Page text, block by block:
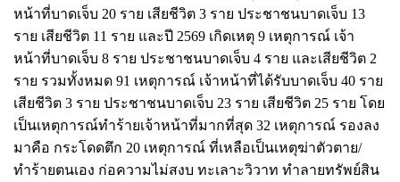
หน้าที่บาดเจ็บ 20 ราย เสียชีวิต 3 ราย ประชาชนบาดเจ็บ 13
ราย เสียชีวิต 11 ราย และปี 2569 เกิดเหตุ 9 เหตุการณ์ เจ้า
หน้าที่บาดเจ็บ 8 ราย ประชาชนบาดเจ็บ 4 ราย และเสียชีวิต 2
ราย รวมทั้งหมด 91 เหตุการณ์ เจ้าหน้าที่ได้รับบาดเจ็บ 40 ราย
เสียชีวิต 3 ราย ประชาชนบาดเจ็บ 23 ราย เสียชีวิต 25 ราย โดย
เป็นเหตุการณ์ทำร้ายเจ้าหน้าที่มากที่สุด 32 เหตุการณ์ รองลง
มาคือ กระโดดตึก 20 เหตุการณ์ ที่เหลือเป็นเหตุฆ่าตัวตาย/
ทำร้ายตนเอง ก่อความไม่สงบ ทะเลาะวิวาท ทำลายทรัพย์สิน